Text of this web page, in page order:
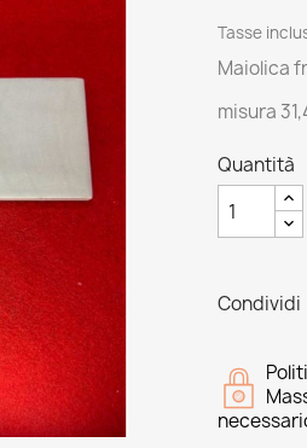
Tasse
Maiolica
misura
Quantità
Condividi